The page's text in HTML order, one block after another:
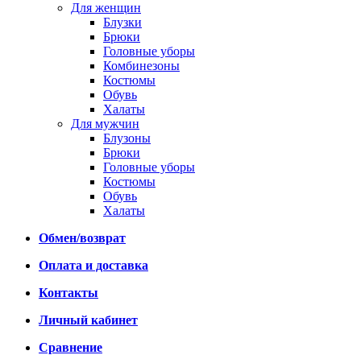
Для женщин
Блузки
Брюки
Головные уборы
Комбинезоны
Костюмы
Обувь
Халаты
Для мужчин
Блузоны
Брюки
Головные уборы
Костюмы
Обувь
Халаты
Обмен/возврат
Оплата и доставка
Контакты
Личный кабинет
Сравнение